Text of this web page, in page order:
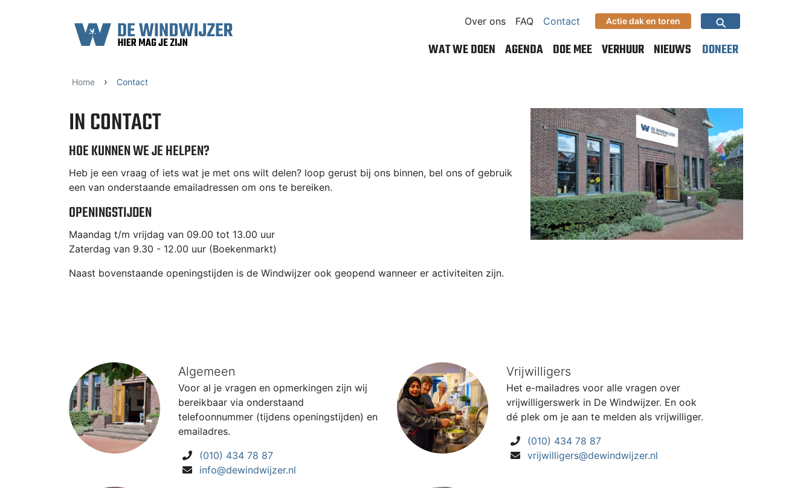
Over ons
FAQ Contact Actie dak en toren ⚲
WAT WE DOEN AGENDA DOE MEE VERHUUR NIEUWS DONEER
Home › Contact
IN CONTACT
HOE KUNNEN WE JE HELPEN?
Heb je een vraag of iets wat je met ons wilt delen? loop gerust bij ons binnen, bel ons of gebruik
een van onderstaande emailadressen om ons te bereiken.
OPENINGSTIJDEN
Maandag t/m vrijdag van 09.00 tot 13.00 uur
Zaterdag van 9.30 - 12.00 uur (Boekenmarkt)
Naast bovenstaande openingstijden is de Windwijzer ook geopend wanneer er activiteiten zijn.
Algemeen
Voor al je vragen en opmerkingen zijn wij
bereikbaar via onderstaand
telefoonnummer (tijdens openingstijden) en
emailadres.
(010) 434 78 87
info@dewindwijzer.nl
Vrijwilligers
Het e-mailadres voor alle vragen over
vrijwilligerswerk in De Windwijzer. En ook
dé plek om je aan te melden als vrijwilliger.
(010) 434 78 87
vrijwilligers@dewindwijzer.nl